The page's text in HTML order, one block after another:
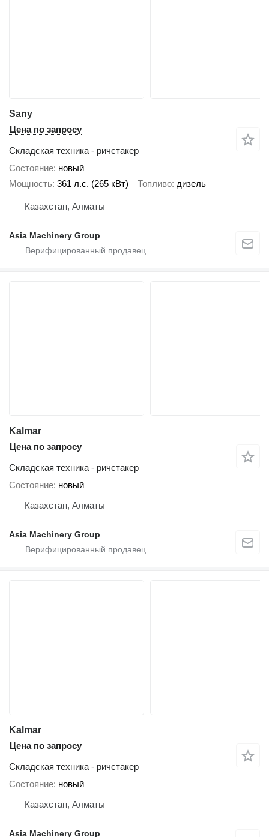
Sany
Цена по запросу
Складская техника - ричстакер
Состояние новый
Мощность 361 л.с. (265 кВт) Топливо дизель
Казахстан, Алматы
Asia Machinery Group
Kalmar
Цена по запросу
Складская техника - ричстакер
Состояние новый
Казахстан, Алматы
Asia Machinery Group
Kalmar
Цена по запросу
Складская техника - ричстакер
Состояние новый
Казахстан, Алматы
Asia Machinery Group